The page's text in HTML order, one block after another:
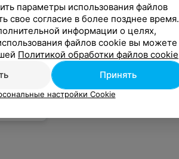
параметры использования файлов
свое согласие в более позднее время.
информации о целях,
файлов cookie вы можете
Политикой обработки файлов cookie
Принять
настройки Cookie